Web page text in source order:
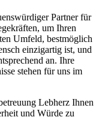
Partner für
um Ihren
Umfeld, bestmöglich
einzigartig ist, und
an. Ihre
stehen für uns im
Lebherz Ihnen
und Würde zu